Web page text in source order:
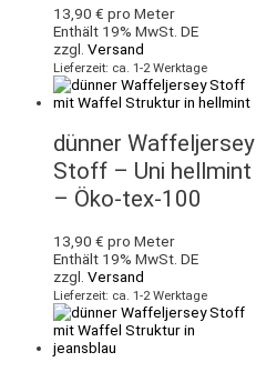
13,90 € pro Meter
Enthält 19% MwSt. DE
zzgl. Versand
Lieferzeit: ca. 1-2 Werktage
dünner Waffeljersey
Stoff – Uni hellmint
– Öko-tex-100
13,90 € pro Meter
Enthält 19% MwSt. DE
zzgl. Versand
Lieferzeit: ca. 1-2 Werktage